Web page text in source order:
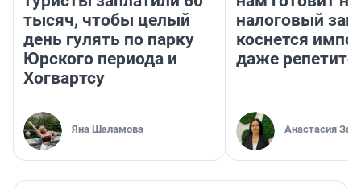
тысяч, чтобы целый
день гулять по парку
Юрского периода и
Хогвартсу
Яна Шаламова
налоговый
коснется
даже
Анастасия